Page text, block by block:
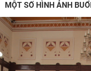
MỘT SỐ HÌNH ẢNH